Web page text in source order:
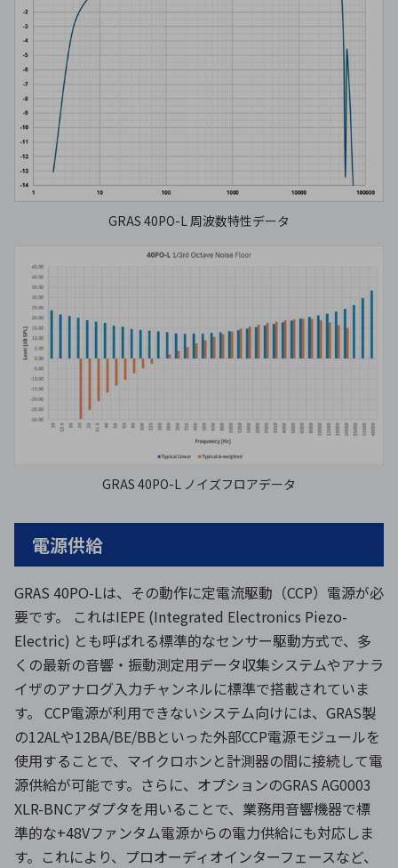
GRAS 40PO-L 周波数特性データ
GRAS 40PO-L ノイズフロアデータ
電源供給
GRAS 40PO-Lは、その動作に定電流駆動（CCP）電源が必
要です。 これはIEPE (Integrated Electronics Piezo-
Electric) とも呼ばれる標準的なセンサー駆動方式で、多
くの最新の音響・振動測定用データ収集システムやアナラ
イザのアナログ入力チャンネルに標準で搭載されていま
す。 CCP電源が利用できないシステム向けには、GRAS製
の12ALや12BA/BE/BBといった外部CCP電源モジュールを
使用することで、マイクロホンと計測器の間に接続して電
源供給が可能です。さらに、オプションのGRAS AG0003
XLR-BNCアダプタを用いることで、業務用音響機器で標
準的な+48Vファンタム電源からの電力供給にも対応しま
す。これにより、プロオーディオインターフェースなど、